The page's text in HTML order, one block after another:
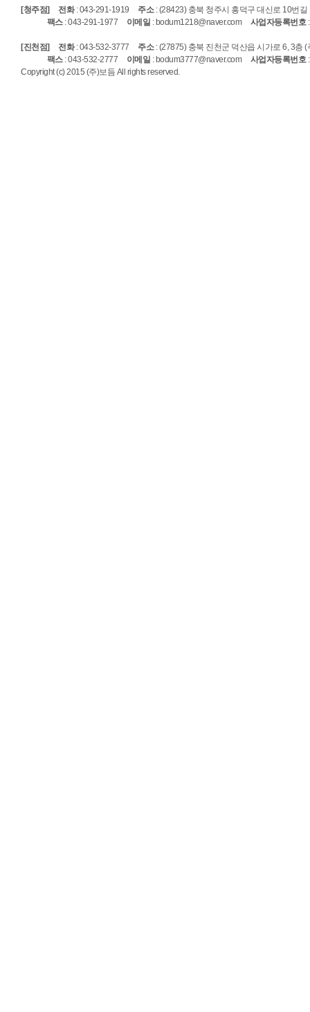
Mr.
Mr.
Mr.
[청주점] 전화: 043-291-1919 주소: (28423) 충북 청주시 흥덕구 대신로 10번길
팩스: 043-291-1977 이메일 : bodum1218@naver.com 사업자등록번호:
[진천점] 전화: 043-532-3777 주소: (27875) 충북 진천군 덕산읍 시가로 6, 3층 (
팩스: 043-532-2777 이메일 : bodum3777@naver.com 사업자등록번호:
Copyright (c) 2015 (주)보듬 All rights reserved.